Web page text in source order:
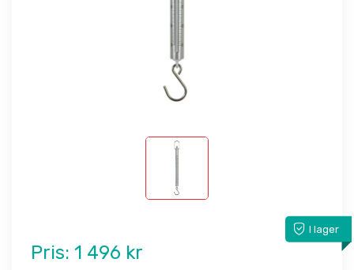
I lager
Pris: 1 496 kr